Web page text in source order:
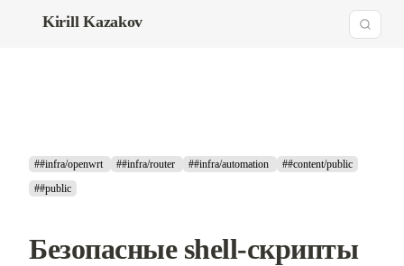
Kirill Kazakov
##infra/openwrt ##infra/router ##infra/automation
##content/public
##public
Безопасные shell-скрипты